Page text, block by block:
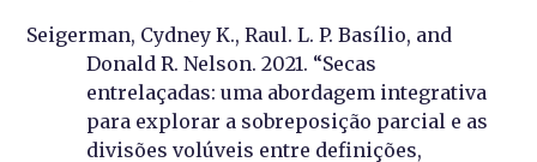
Seigerman, Cydney K., Raul. L. P. Basílio, and
Donald R. Nelson. 2021. “Secas
entrelaçadas: uma abordagem integrativa
para explorar a sobreposição parcial e as
divisões volúveis entre definições,